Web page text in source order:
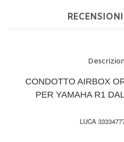
CONDOTTO AIRBOX
PER YAMAHA R1
LUCA